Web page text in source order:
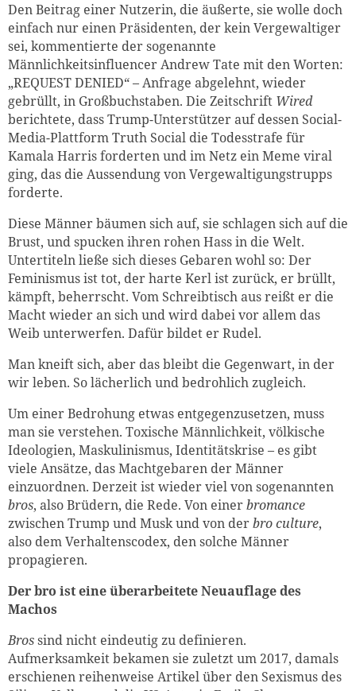
Den Beitrag einer Nutzerin, die äußerte, sie wolle doch
einfach nur einen Präsidenten, der kein Vergewaltiger
sei, kommentierte der sogenannte
Männlichkeitsinfluencer Andrew Tate mit den Worten:
„REQUEST DENIED“ – Anfrage abgelehnt, wieder
gebrüllt, in Großbuchstaben. Die Zeitschrift Wired
berichtete, dass Trump-Unterstützer auf dessen Social-
Media-Plattform Truth Social die Todesstrafe für
Kamala Harris forderten und im Netz ein Meme viral
ging, das die Aussendung von Vergewaltigungstrupps
forderte.
Diese Männer bäumen sich auf, sie schlagen sich auf die
Brust, und spucken ihren rohen Hass in die Welt.
Untertiteln ließe sich dieses Gebaren wohl so: Der
Feminismus ist tot, der harte Kerl ist zurück, er brüllt,
kämpft, beherrscht. Vom Schreibtisch aus reißt er die
Macht wieder an sich und wird dabei vor allem das
Weib unterwerfen. Dafür bildet er Rudel.
Man kneift sich, aber das bleibt die Gegenwart, in der
wir leben. So lächerlich und bedrohlich zugleich.
Um einer Bedrohung etwas entgegenzusetzen, muss
man sie verstehen. Toxische Männlichkeit, völkische
Ideologien, Maskulinismus, Identitätskrise – es gibt
viele Ansätze, das Machtgebaren der Männer
einzuordnen. Derzeit ist wieder viel von sogenannten
bros, also Brüdern, die Rede. Von einerbromance
zwischen Trump und Musk und von derbro culture,
also dem Verhaltenscodex, den solche Männer
propagieren.
Der bro ist eine überarbeitete Neuauflage des
Machos
Brossind nicht eindeutig zu definieren.
Aufmerksamkeit bekamen sie zuletzt um 2017, damals
erschienen reihenweise Artikel über den Sexismus des